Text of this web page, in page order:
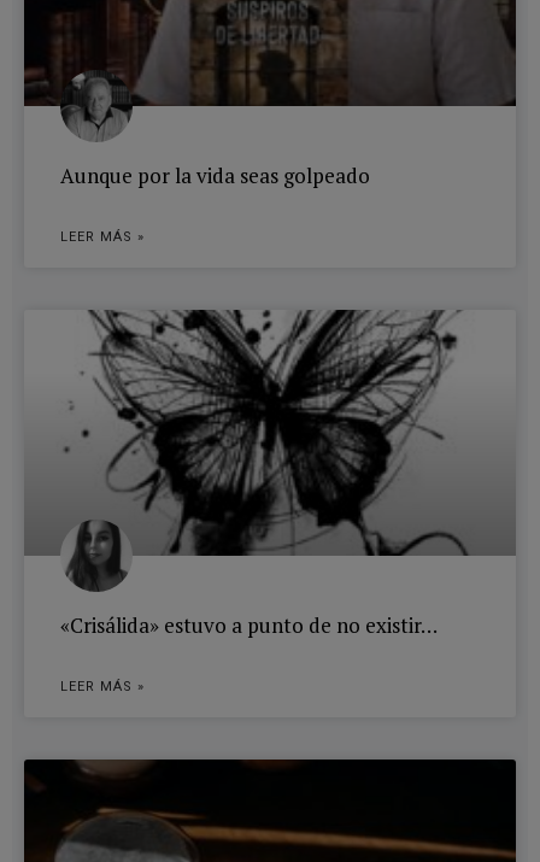
Aunque por la vida seas golpeado
LEER MÁS »
«Crisálida» estuvo a punto de no existir…
LEER MÁS »